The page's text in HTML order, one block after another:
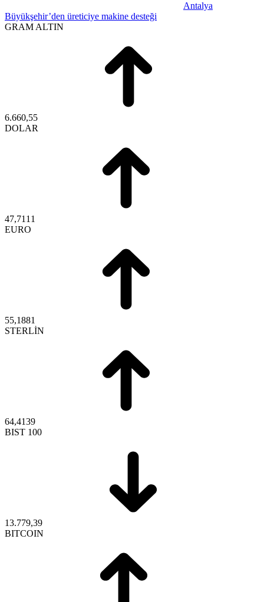
Antalya
Büyükşehir’den üreticiye makine desteği
GRAM ALTIN
6.660,55
DOLAR
47,7111
EURO
55,1881
STERLİN
64,4139
BIST 100
13.779,39
BITCOIN